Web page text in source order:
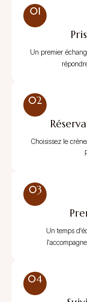
01
Un premier
02
Choisissez le
03
Un temps
04